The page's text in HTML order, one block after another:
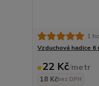
1
Vzduchová hadice 6
22 Kč/metr
18 Kčbez DPH